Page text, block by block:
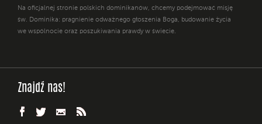
Na oficjalnej stronie polskich dominikanów, chcemy podejmować misję
św. Dominika: pragnienie odważnego głoszenia Boga, budowanie życia
we wspólnocie oraz poszukiwania prawdy w świecie.
Znajdź nas!